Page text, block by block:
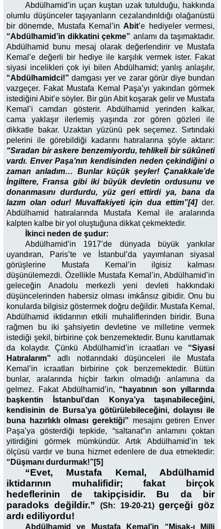
Abdülhamid’in uçan kuştan uzak tutulduğu, hakkında
olumlu düşünceler taşıyanların cezalandırıldığı olağanüstü
bir dönemde, Mustafa Kemal’inAbit’e hediyeler vermesi,
“Abdülhamid’in dikkatini çekme” anlamı da taşımaktadır.
Abdülhamid bunu mesaj olarak değerlendirir ve Mustafa
Kemal’e değerli bir hediye ile karşılık vermek ister. Fakat
siyasi incelikleri çok iyi bilen Abdülhamid; yanlış anlaşılır,
“Abdülhamidci!” damgası yer ve zarar görür diye bundan
vazgeçer. Fakat Mustafa Kemal Paşa’yı yakından görmek
istediğini Abit’e söyler. Bir gün Abit koşarak gelir ve Mustafa
Kemal’i camdan gösterir. Abdülhamid yerinden kalkar,
cama yaklaşır ilerlemiş yaşında zor gören gözleri ile
dikkatle bakar. Uzaktan yüzünü pek seçemez. Sırtındaki
pelerini ile görebildiği kadarını hatıralarına şöyle aktarır:
“Sıradan bir askere benzemiyordu, tehlikeli bir sükûneti
vardı. Enver Paşa’nın kendisinden neden çekindiğini o
zaman anladım… Bunlar küçük şeyler! Çanakkale’de
İngiltere, Fransa gibi iki büyük devletin ordusunu ve
donanmasını durdurdu, yüz geri ettirdi ya, bana da
lazım olan odur! Muvaffakiyeti için dua ettim”[4] der.
Abdülhamid hatıralarında Mustafa Kemal ile aralarında
kalpten kalbe bir yol oluştuğuna dikkat çekmektedir.
İkinci neden de şudur:
Abdülhamid’in 1917’de dünyada büyük yankılar
uyandıran, Paris’te ve İstanbul’da yayımlanan siyasal
görüşlerine Mustafa Kemal’in ilgisiz kalması
düşünülemezdi. Özellikle Mustafa Kemal’in, Abdülhamid’in
geleceğin Anadolu merkezli yeni devleti hakkındaki
düşüncelerinden habersiz olması imkânsız gibidir. Onu bu
konularda bilgisiz göstermek doğru değildir. Mustafa Kemal,
Abdülhamid iktidarının etkili muhaliflerinden biridir. Buna
rağmen bu iki şahsiyetin devletine ve milletine vermek
istediği şekil, birbirine çok benzemektedir. Bunu kanıtlamak
da kolaydır. Çünkü Abdülhamid’in icraatları ve “Siyasi
Hatıralarım” adlı notlarındaki düşünceleri ile Mustafa
Kemal’in icraatları birbirine çok benzemektedir. Bütün
bunlar, aralarında hiçbir farkın olmadığı anlamına da
gelmez. Fakat Abdülhamid’in, “hayatının son yıllarında
başkentin İstanbul’dan Konya’ya taşınabileceğini,
kendisinin de Bursa’ya götürülebileceğini, dolayısı ile
buna hazırlıklı olması gerektiği” mesajını getiren Enver
Paşa’ya gösterdiği tepkide, “saltanat”ın anlamını çoktan
yitirdiğini görmek mümkündür. Artık Abdülhamid’in tek
ölçüsü vardır ve buna hizmet edenlere de dua etmektedir:
“Düşmanı durdurmak!”[5]
“Evet, Mustafa Kemal, Abdülhamid
iktidarının muhalifidir; fakat birçok
hedeflerinin de takipçisidir. Bu da bir
paradoks değildir.”(Sh: 19-20-21) gerçeği göz
ardı ediliyordu!
Abdülhamid ve Mustafa Kemal’in “Misak-ı Milli